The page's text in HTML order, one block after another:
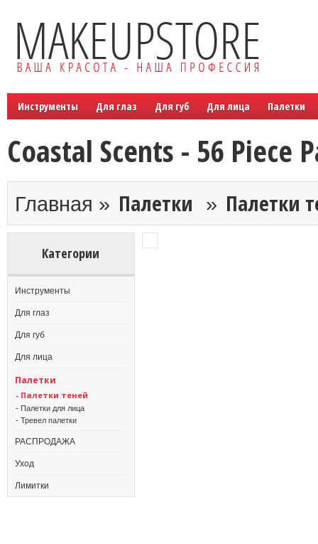
Инструменты Для глаз Для губ Для лица Палетки
Coastal Scents - 56 Piece
Главная » Палетки » Палетки
Категории
Инструменты
Для глаз
Для губ
Для лица
Палетки
- Палетки теней
- Палетки для лица
- Тревел палетки
РАСПРОДАЖА
Уход
Лимитки